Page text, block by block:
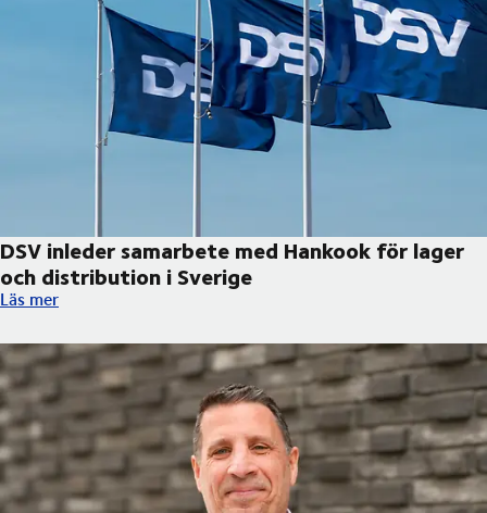
DSV inleder samarbete med Hankook för lager
och distribution i Sverige
DSV inleder samarbete med Hankook för lager och distribution
Läs mer